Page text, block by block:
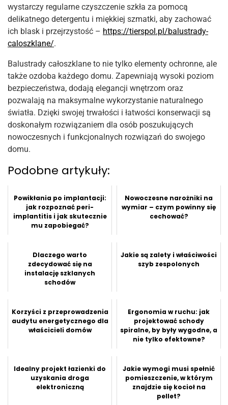
wystarczy regularne czyszczenie szkła za pomocą
delikatnego detergentu i miękkiej szmatki, aby zachować
ich blask i przejrzystość – https://tierspol.pl/balustrady-
caloszklane/.
Balustrady całoszklane to nie tylko elementy ochronne, ale
także ozdoba każdego domu. Zapewniają wysoki poziom
bezpieczeństwa, dodają elegancji wnętrzom oraz
pozwalają na maksymalne wykorzystanie naturalnego
światła. Dzięki swojej trwałości i łatwości konserwacji są
doskonałym rozwiązaniem dla osób poszukujących
nowoczesnych i funkcjonalnych rozwiązań do swojego
domu.
Podobne artykuły:
Powikłania po implantacji:
jak rozpoznać peri-
implantitis i jak skutecznie
mu zapobiegać?
Nowoczesne narożniki na
wymiar – czym powinny się
cechować?
Dlaczego warto
zdecydować się na
instalację szklanych
schodów
Jakie są zalety i właściwości
szyb zespolonych
Korzyści z przeprowadzenia
audytu energetycznego dla
właścicieli domów
Ergonomia w ruchu: jak
projektować schody
spiralne, by były wygodne, a
nie tylko efektowne?
Idealny projekt łazienki do
uzyskania droga
elektroniczną
Jakie wymogi musi spełnić
pomieszczenie, w którym
znajdzie się kocioł na
pellet?